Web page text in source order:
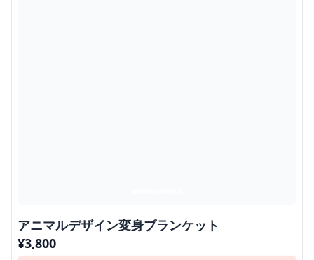
アニマルデザイン変身ブランケット
¥3,800